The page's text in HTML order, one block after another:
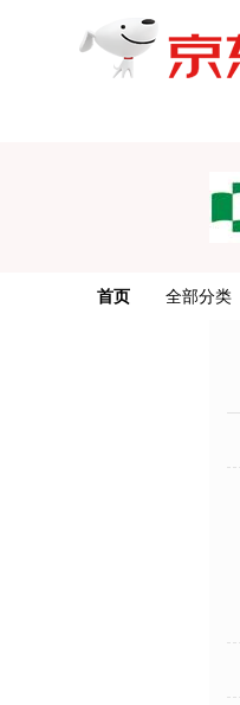
首页 全部分类